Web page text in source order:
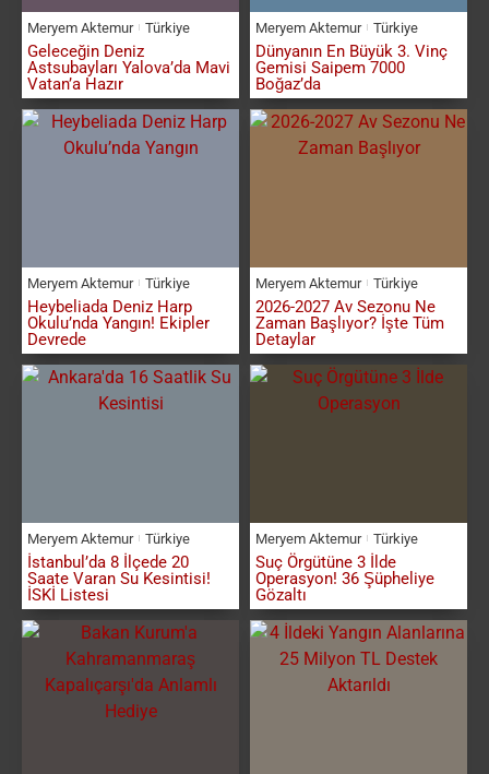
Meryem Aktemur Türkiye
Geleceğin Deniz
Astsubayları Yalova’da Mavi
Vatan’a Hazır
Meryem Aktemur Türkiye
Dünyanın En Büyük 3. Vinç
Gemisi Saipem 7000
Boğaz’da
Meryem Aktemur Türkiye
Heybeliada Deniz Harp
Okulu’nda Yangın! Ekipler
Devrede
Meryem Aktemur Türkiye
2026-2027 Av Sezonu Ne
Zaman Başlıyor? İşte Tüm
Detaylar
Meryem Aktemur Türkiye
İstanbul’da 8 İlçede 20
Saate Varan Su Kesintisi!
İSKİ Listesi
Meryem Aktemur Türkiye
Suç Örgütüne 3 İlde
Operasyon! 36 Şüpheliye
Gözaltı